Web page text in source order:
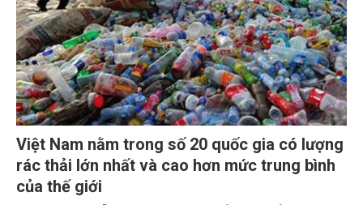
Việt Nam nằm trong số 20 quốc gia có lượng
rác thải lớn nhất và cao hơn mức trung bình
của thế giới